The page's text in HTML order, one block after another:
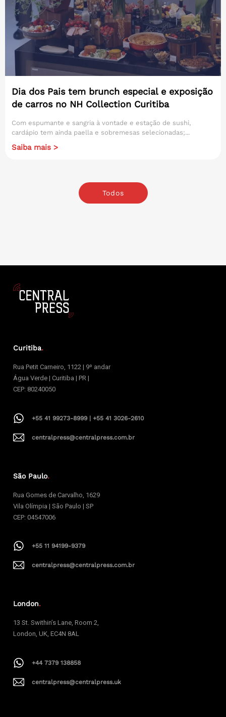
Dia dos Pais tem brunch especial e exposição
de carros no NH Collection Curitiba
Com espumante e sangria à vontade e estação de sushi,
cardápio tem ainda paella e sobremesas selecionadas;...
Saiba mais >
Todos
Curitiba.
Rua Petit Carneiro, 1122 | 9º andar
Água Verde | Curitiba | PR |
CEP: 80240050
+55 41 99273-8999 | +55 41 3026-2610
centralpress@centralpress.com.br
São Paulo.
Rua Gomes de Carvalho, 1629
Vila Olímpia | São Paulo | SP
CEP: 04547006
+55 11 94199-9379
centralpress@centralpress.com.br
London.
13 St. Swithin’s Lane, Room 2,
London, UK, EC4N 8AL
+44 7379 138858
centralpress@centralpress.uk